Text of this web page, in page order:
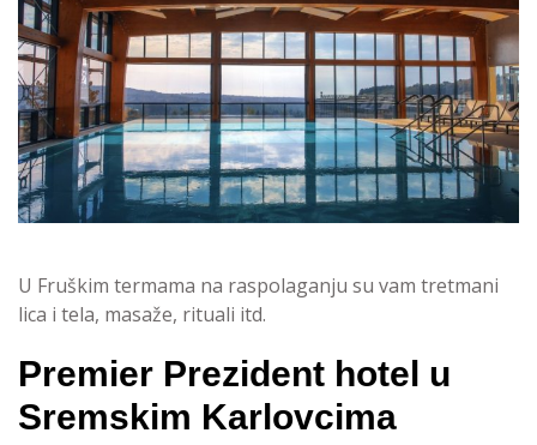
U Fruškim termama na raspolaganju su vam tretmani
lica i tela, masaže, rituali itd.
Premier Prezident hotel u
Sremskim Karlovcima